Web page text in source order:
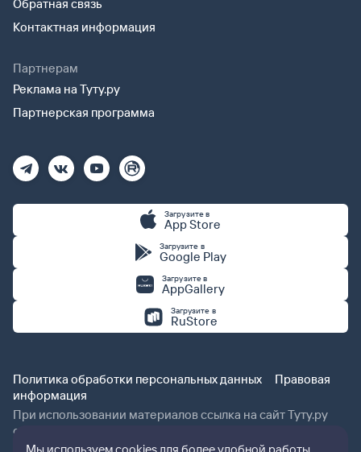
Обратная связь
Контактная информация
Партнерам
Реклама на Туту.ру
Партнерская программа
Загрузите в
App Store
Загрузите в
Google Play
Загрузите в
AppGallery
Загрузите в
RuStore
Политика обработки персональных данных
Правовая
информация
При использовании материалов ссылка на сайт Туту.ру
обязательна.